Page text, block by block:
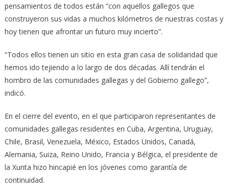
pensamientos de todos están “con aquellos gallegos que
construyeron sus vidas a muchos kilómetros de nuestras costas y
hoy tienen que afrontar un futuro muy incierto”.
“Todos ellos tienen un sitio en esta gran casa de solidaridad que
hemos ido tejiendo a lo largo de dos décadas. Allí tendrán el
hombro de las comunidades gallegas y del Gobierno gallego”,
indicó.
En el cierre del evento, en el que participaron representantes de
comunidades gallegas residentes en Cuba, Argentina, Uruguay,
Chile, Brasil, Venezuela, México, Estados Unidos, Canadá,
Alemania, Suiza, Reino Unido, Francia y Bélgica, el presidente de
la Xunta hizo hincapié en los jóvenes como garantía de
continuidad.